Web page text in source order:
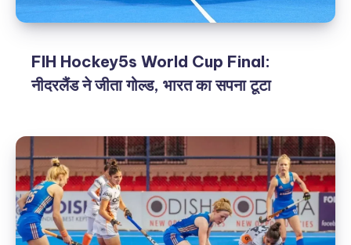
FIH Hockey5s World Cup Final:
नीदरलैंड ने जीता गोल्ड, भारत का सपना टूटा